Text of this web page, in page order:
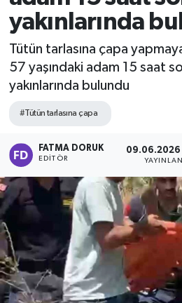
yakınlarında
Tütün tarlasına çapa
57 yaşındaki adam 15 saat
yakınlarında bulundu
#Tütün tarlasına çapa
FATMA DORUK
EDITÖR
09.06.2026